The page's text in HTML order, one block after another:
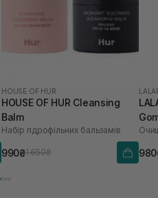
HOUSE OF HUR
HOUSE OF HUR Cleansing
Balm
Набір гідрофільних бальзамів
990₴1 650₴
мл